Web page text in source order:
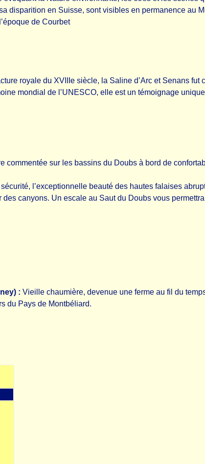
disparition en Suisse, sont visibles en permanence au
de Courbet
royale du XVIIIe siècle, la Saline d’Arc et Senans fut
mondial de l’UNESCO, elle est un témoignage
commentée sur les bassins du Doubs à bord de
l’exceptionnelle beauté des hautes falaises
canyons. Un escale au Saut du Doubs vous
: Vieille chaumière, devenue une ferme au fil du
du Pays de Montbéliard.